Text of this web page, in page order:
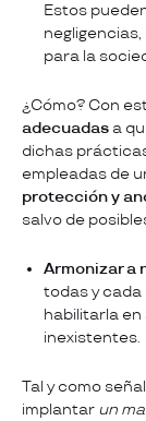
Estos
para la
¿Cómo? Con
adecuadas a
dichas
empleadas de
protección y
salvo de
Armonizar a
todas y cada
habilitarla
inexistentes.
Tal y como
implantar un